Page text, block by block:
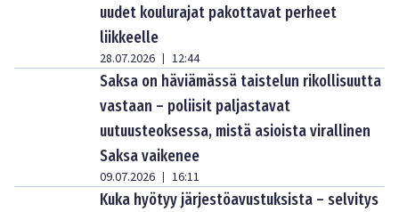
uudet koulurajat pakottavat perheet
liikkeelle
28.07.2026 | 12:44
Saksa on häviämässä taistelun rikollisuutta
vastaan – poliisit paljastavat
uutuusteoksessa, mistä asioista virallinen
Saksa vaikenee
09.07.2026 | 16:11
Kuka hyötyy järjestöavustuksista – selvitys